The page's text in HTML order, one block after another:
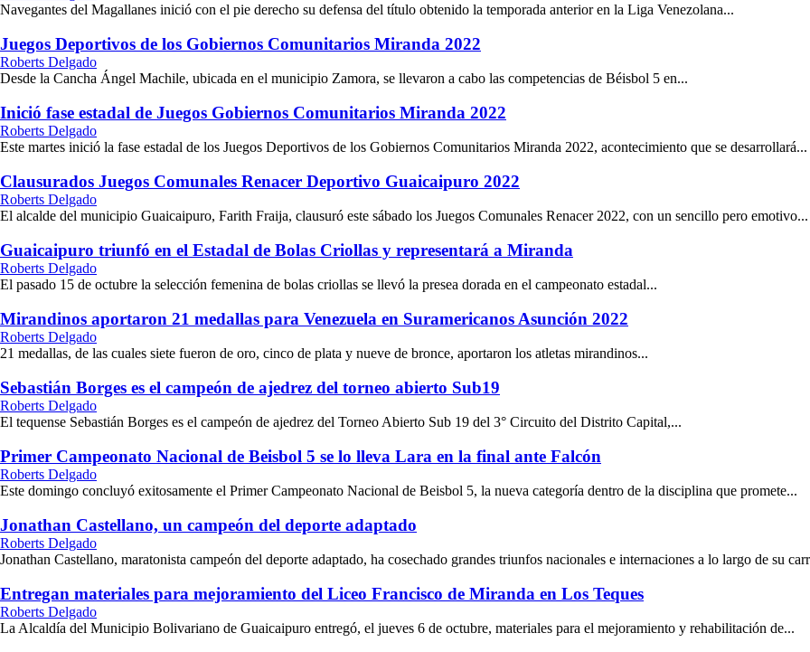
Navegantes del Magallanes inició con el pie derecho su defensa del título obtenido la temporada anterior en la Liga Venezolana...
Juegos Deportivos de los Gobiernos Comunitarios Miranda 2022
Roberts Delgado
Desde la Cancha Ángel Machile, ubicada en el municipio Zamora, se llevaron a cabo las competencias de Béisbol 5 en...
Inició fase estadal de Juegos Gobiernos Comunitarios Miranda 2022
Roberts Delgado
Este martes inició la fase estadal de los Juegos Deportivos de los Gobiernos Comunitarios Miranda 2022, acontecimiento que se desarrollará...
Clausurados Juegos Comunales Renacer Deportivo Guaicaipuro 2022
Roberts Delgado
El alcalde del municipio Guaicaipuro, Farith Fraija, clausuró este sábado los Juegos Comunales Renacer 2022, con un sencillo pero emotivo...
Guaicaipuro triunfó en el Estadal de Bolas Criollas y representará a Miranda
Roberts Delgado
El pasado 15 de octubre la selección femenina de bolas criollas se llevó la presea dorada en el campeonato estadal...
Mirandinos aportaron 21 medallas para Venezuela en Suramericanos Asunción 2022
Roberts Delgado
21 medallas, de las cuales siete fueron de oro, cinco de plata y nueve de bronce, aportaron los atletas mirandinos...
Sebastián Borges es el campeón de ajedrez del torneo abierto Sub19
Roberts Delgado
El tequense Sebastián Borges es el campeón de ajedrez del Torneo Abierto Sub 19 del 3° Circuito del Distrito Capital,...
Primer Campeonato Nacional de Beisbol 5 se lo lleva Lara en la final ante Falcón
Roberts Delgado
Este domingo concluyó exitosamente el Primer Campeonato Nacional de Beisbol 5, la nueva categoría dentro de la disciplina que promete...
Jonathan Castellano, un campeón del deporte adaptado
Roberts Delgado
Jonathan Castellano, maratonista campeón del deporte adaptado, ha cosechado grandes triunfos nacionales e internaciones a lo largo de su
Entregan materiales para mejoramiento del Liceo Francisco de Miranda en Los Teques
Roberts Delgado
La Alcaldía del Municipio Bolivariano de Guaicaipuro entregó, el jueves 6 de octubre, materiales para el mejoramiento y rehabilitación de...